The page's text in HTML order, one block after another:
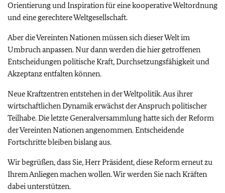
Orientierung und Inspiration für eine kooperative Weltordnung
und eine gerechtere Weltgesellschaft.
Aber die Vereinten Nationen müssen sich dieser Welt im
Umbruch anpassen. Nur dann werden die hier getroffenen
Entscheidungen politische Kraft, Durchsetzungsfähigkeit und
Akzeptanz entfalten können.
Neue Kraftzentren entstehen in der Weltpolitik. Aus ihrer
wirtschaftlichen Dynamik erwächst der Anspruch politischer
Teilhabe. Die letzte Generalversammlung hatte sich der Reform
der Vereinten Nationen angenommen. Entscheidende
Fortschritte bleiben bislang aus.
Wir begrüßen, dass Sie, Herr Präsident, diese Reform erneut zu
Ihrem Anliegen machen wollen. Wir werden Sie nach Kräften
dabei unterstützen.